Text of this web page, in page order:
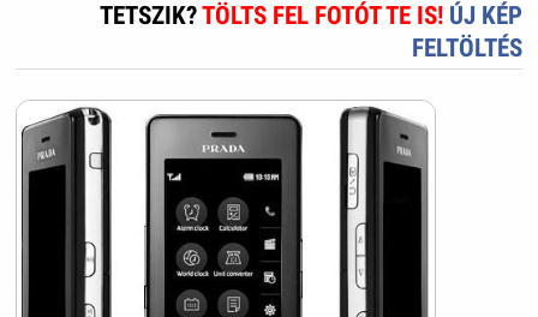
TETSZIK?TÖLTS FEL FOTÓT TE IS! ÚJ KÉP
FELTÖLTÉS